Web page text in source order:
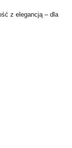
z elegancją – dla